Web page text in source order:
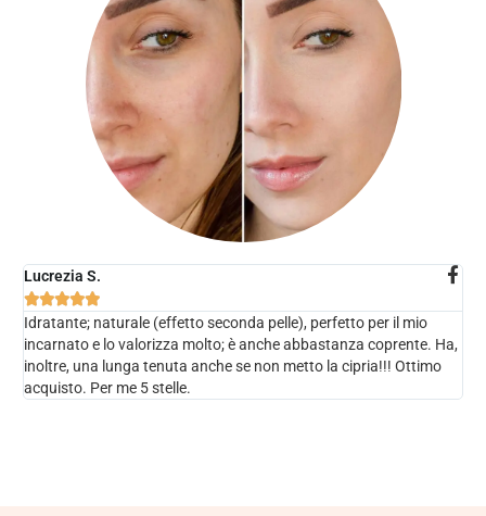
Lucrezia S.

Idratante; naturale (effetto seconda pelle), perfetto per il mio
incarnato e lo valorizza molto; è anche abbastanza coprente. Ha,
inoltre, una lunga tenuta anche se non metto la cipria!!! Ottimo
acquisto. Per me 5 stelle.